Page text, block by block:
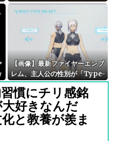
前の水跡を追うと五軒先の幼稚
園ママ宅に行きついて…
【画像】最新ファイヤーエンブ
レム、主人公の性別が「Type-
A」と「Type-B」になってし
まう
慣にチリ感銘
大好きなんだ
と教養が羨ま